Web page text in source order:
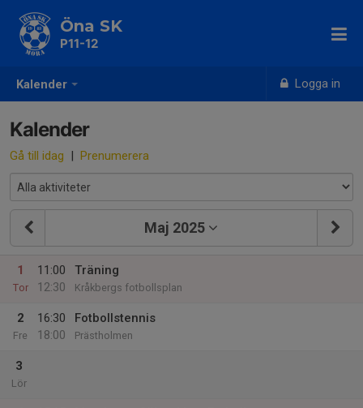
Kalender Logga in
Öna SK
P11-12
Kalender
Gå till idag | Prenumerera
Maj 2025
1
Tor
11:00
12:30
Träning
Kråkbergs fotbollsplan
2
Fre
16:30
18:00
Fotbollstennis
Prästholmen
3
Lör